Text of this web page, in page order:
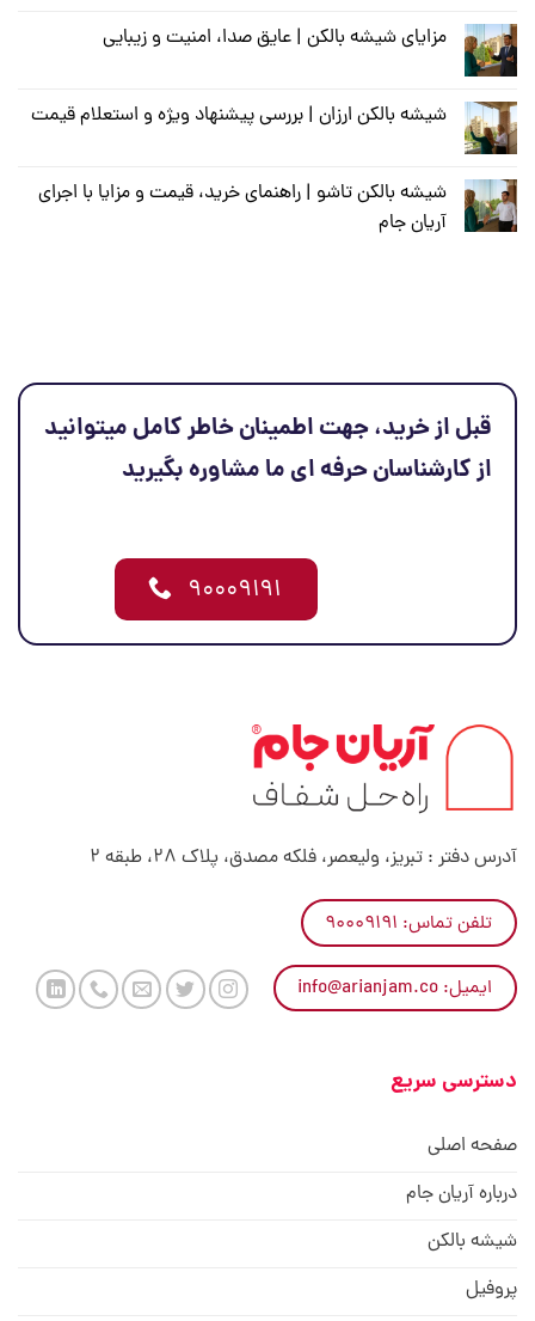
مزایای شیشه بالکن | عایق صدا، امنیت و زیبایی
شیشه بالکن ارزان | بررسی پیشنهاد ویژه و استعلام قیمت
شیشه بالکن تاشو | راهنمای خرید، قیمت و مزایا با اجرای
آریان جام
قبل از خرید، جهت اطمینان خاطر کامل میتوانید
از کارشناسان حرفه ای ما مشاوره بگیرید
۹۰۰۰۹۱۹۱
آدرس دفتر : تبریز، ولیعصر، فلکه مصدق، پلاک 28، طبقه 2
تلفن تماس: ۹۰۰۰۹۱۹۱
ایمیل: info@arianjam.co
دسترسی سریع
صفحه اصلی
درباره آریان جام
شیشه بالکن
پروفیل